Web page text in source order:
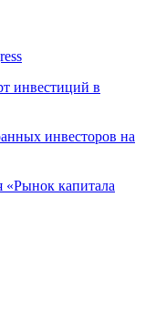
инвестиций в
инвесторов на
капитала